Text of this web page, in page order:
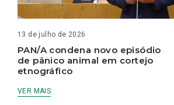
13 de julho de 2026
PAN/A condena novo episódio
de pânico animal em cortejo
etnográfico
VER MAIS